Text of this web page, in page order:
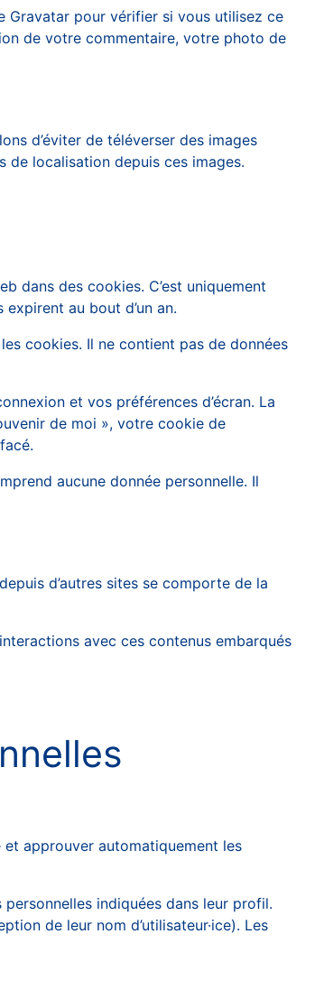
Gravatar pour vérifier si vous utilisez ce
de votre commentaire, votre photo de
d’éviter de téléverser des images
de localisation depuis ces images.
dans des cookies. C’est uniquement
au bout d’un an.
cookies. Il ne contient pas de données
et vos préférences d’écran. La
de moi », votre cookie de
aucune donnée personnelle. Il
d’autres sites se comporte de la
avec ces contenus embarqués
approuver automatiquement les
indiquées dans leur profil.
de leur nom d’utilisateur·ice). Les